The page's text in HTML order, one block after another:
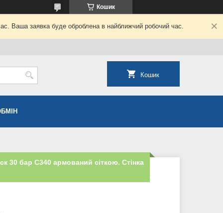
Кошик
Ваша заявка буде оброблена в найближчий робочий час.
Кошик
30 бар C340 армований сіткою. Стінка